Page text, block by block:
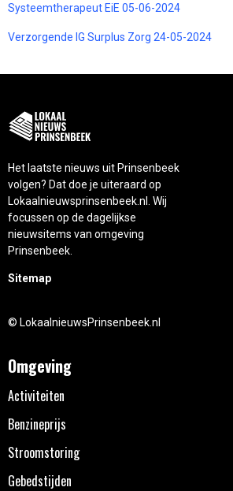
Systeemtherapeut EiE 05-06-2024
Verzorgende IG Surplus Zorg 24-05-2024
Het laatste nieuws uit Prinsenbeek
volgen? Dat doe je uiteraard op
Lokaalnieuwsprinsenbeek.nl. Wij
focussen op de dagelijkse
nieuwsitems van omgeving
Prinsenbeek.
Sitemap
© LokaalnieuwsPrinsenbeek.nl
Omgeving
Activiteiten
Benzineprijs
Stroomstoring
Gebedstijden